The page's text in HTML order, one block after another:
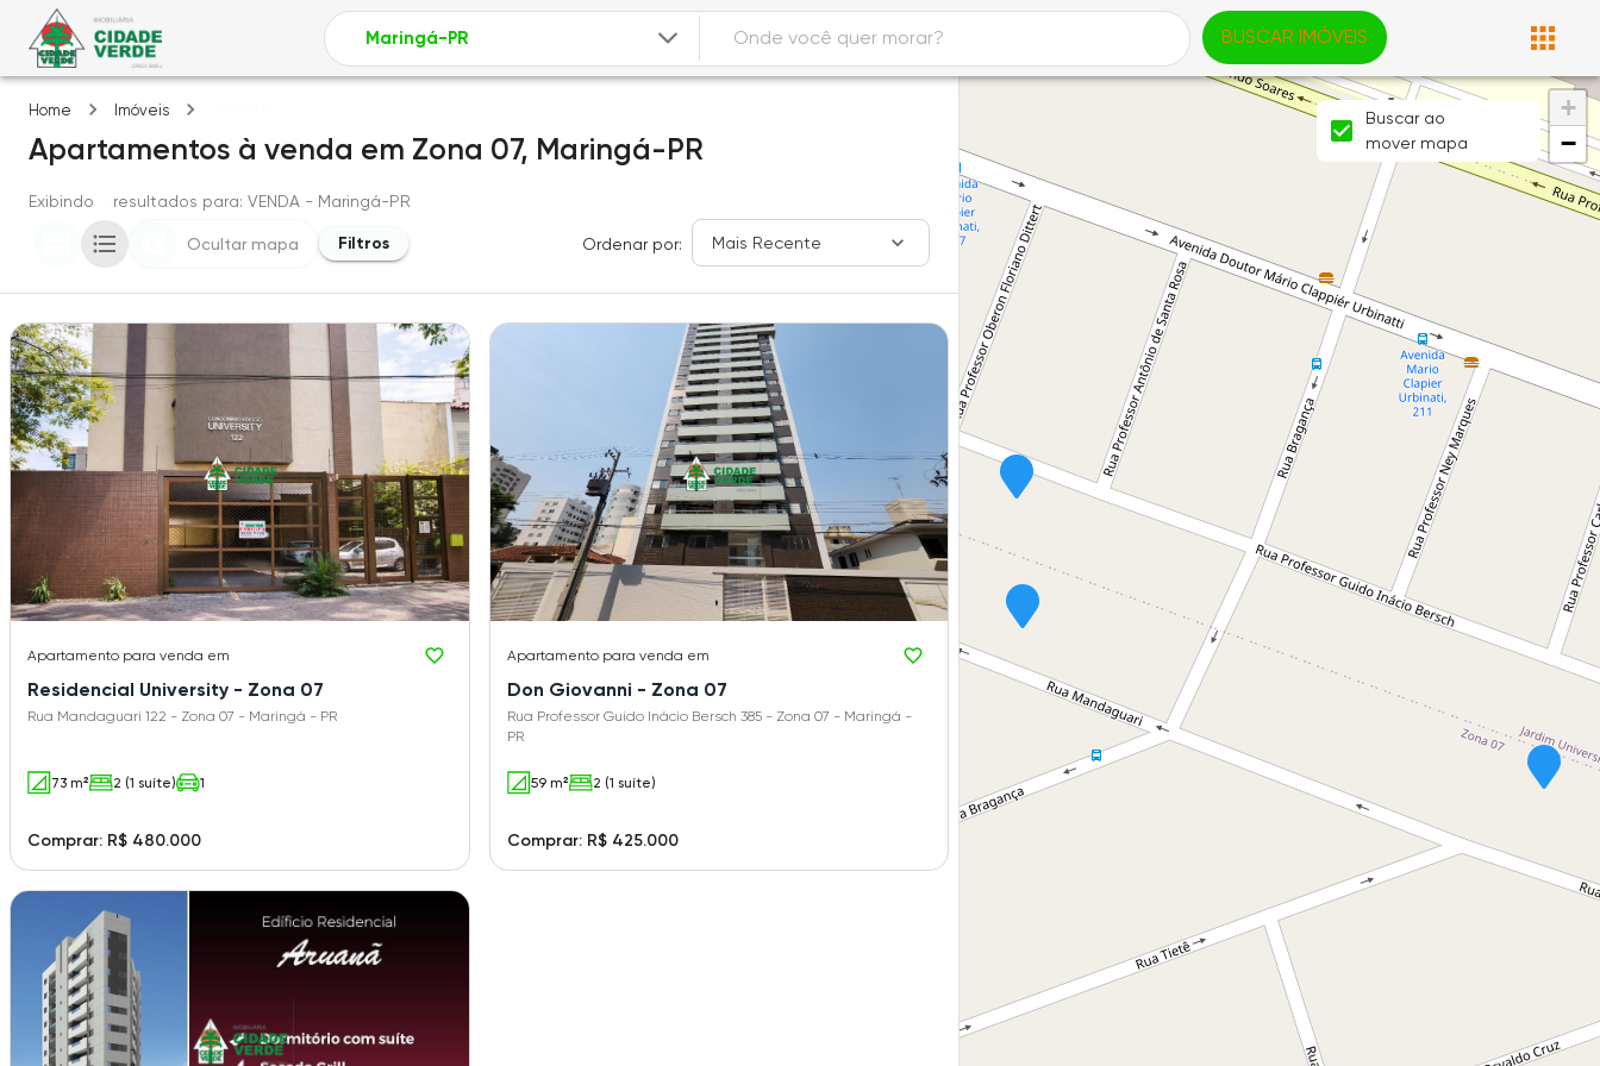
BUSCAR IMÓVEIS
Home Imóveis
Apartamentos à venda em Zona 07, Maringá-PR
Exibindo resultados para: VENDA - Maringá-PR
Ocultar mapa Filtros Ordenar por: Mais Recente
Apartamento para venda em
Residencial University - Zona 07
Rua Mandaguari 122 - Zona 07 - Maringá - PR
73 m² 2 (1 suíte) 1
Comprar: R$ 480.000
Apartamento para venda em
Don Giovanni - Zona 07
Rua Professor Guido Inácio Bersch 385 - Zona 07 - Maringá -
PR
59 m² 2 (1 suíte)
Comprar: R$ 425.000
+
−
Buscar ao
mover mapa